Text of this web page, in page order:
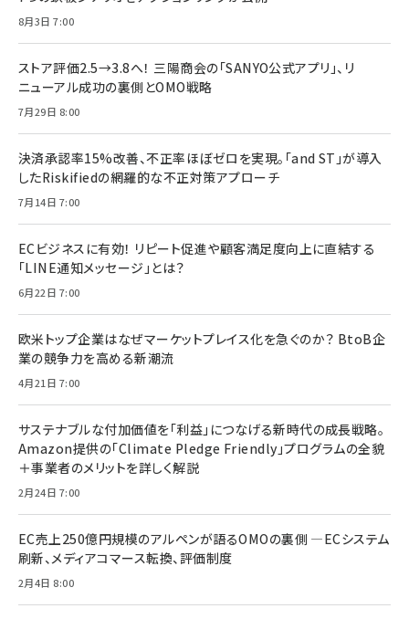
8月3日 7:00
ストア評価2.5→3.8へ！ 三陽商会の「SANYO公式アプリ」、リ
ニューアル成功の裏側とOMO戦略
7月29日 8:00
決済承認率15%改善、不正率ほぼゼロを実現。「and ST」が導入
したRiskifiedの網羅的な不正対策アプローチ
7月14日 7:00
ECビジネスに有効！ リピート促進や顧客満足度向上に直結する
「LINE通知メッセージ」とは？
6月22日 7:00
欧米トップ企業はなぜマーケットプレイス化を急ぐのか？ BtoB企
業の競争力を高める新潮流
4月21日 7:00
サステナブルな付加価値を「利益」につなげる新時代の成長戦略。
Amazon提供の「Climate Pledge Friendly」プログラムの全貌
＋事業者のメリットを詳しく解説
2月24日 7:00
EC売上250億円規模のアルペンが語るOMOの裏側 ―ECシステム
刷新、メディアコマース転換、評価制度
2月4日 8:00